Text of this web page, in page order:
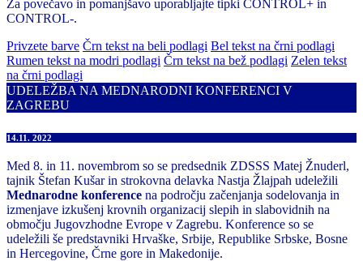
Za povečavo in pomanjšavo uporabljajte tipki CONTROL+ in
CONTROL-.
Privzete barve Črn tekst na beli podlagi Bel tekst na črni podlagi
Rumen tekst na modri podlagi Črn tekst na bež podlagi Zelen tekst
na črni podlagi
UDELEŽBA NA MEDNARODNI KONFERENCI V
ZAGREBU
14.11. 2022
Med 8. in 11. novembrom so se predsednik ZDSSS Matej Žnuderl,
tajnik Štefan Kušar in strokovna delavka Nastja Žlajpah udeležili
Mednarodne konference na področju začenjanja sodelovanja in
izmenjave izkušenj krovnih organizacij slepih in slabovidnih na
območju Jugovzhodne Evrope v Zagrebu. Konference so se
udeležili še predstavniki Hrvaške, Srbije, Republike Srbske, Bosne
in Hercegovine, Črne gore in Makedonije.